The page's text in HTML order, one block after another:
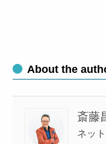
About the
斎藤
ネッ